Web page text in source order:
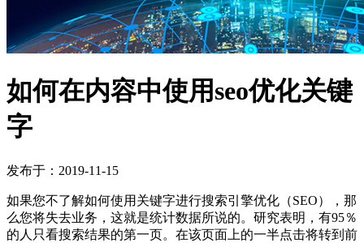
如何在内容中使用seo优化关键
字
发布于：2019-11-15
如果您不了解如何使用关键字进行搜索引擎优化（SEO），那
么您将失去业务，这就是统计数据所说的。 研究表明，有95％
的人只看搜索结果的第一页。在该页面上的一半点击将转到前